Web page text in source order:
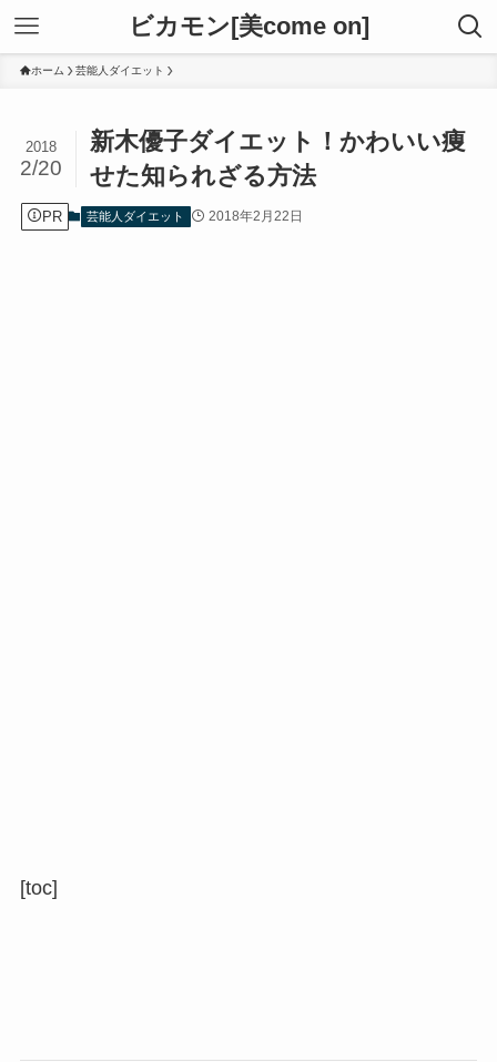
ビカモン[美come on]
ホーム 芸能人ダイエット
新木優子ダイエット！かわいい痩
せた知られざる方法
2018
2/20
PR 芸能人ダイエット 2018年2月22日
[toc]